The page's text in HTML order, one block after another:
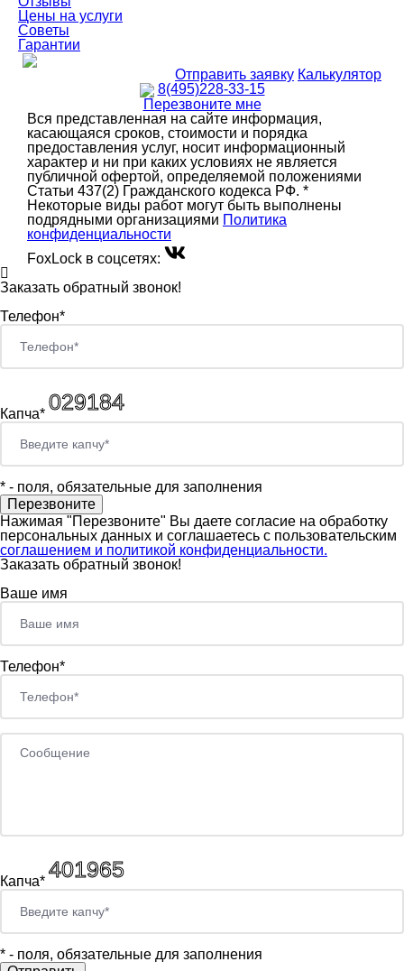
Цены на услуги
Советы
Гарантии
Отправить заявку Калькулятор
8(495)228-33-15
Перезвоните мне
Вся представленная на сайте информация,
касающаяся сроков, стоимости и порядка
предоставления услуг, носит информационный
характер и ни при каких условиях не является
публичной офертой, определяемой положениями
Статьи 437(2) Гражданского кодекса РФ. *
Некоторые виды работ могут быть выполнены
подрядными организациями Политика
конфиденциальности
FoxLock в соцсетях:
Заказать обратный звонок!
Телефон*
Капча*
* - поля, обязательные для заполнения
Нажимая "Перезвоните" Вы даете согласие на обработку
персональных данных и соглашаетесь c пользовательским
соглашением и политикой конфиденциальности.
Заказать обратный звонок!
Ваше имя
Телефон*
Капча*
* - поля, обязательные для заполнения